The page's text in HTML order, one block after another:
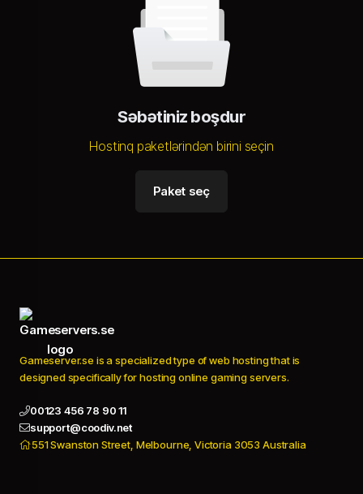
Səbətiniz boşdur
Hostinq paketlərindən birini seçin
Paket seç
Gameserver.se is a specialized type of web hosting that is
designed specifically for hosting online gaming servers.
00123 456 78 90 11
support@coodiv.net
551 Swanston Street, Melbourne, Victoria 3053 Australia